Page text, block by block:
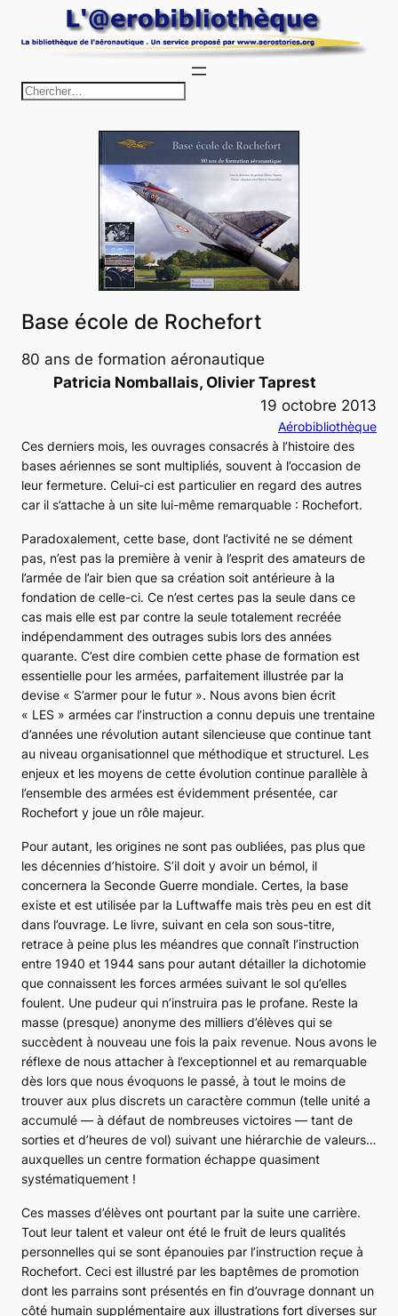
au
c
h
r
c
h
e
Base école de Rochefort
80 ans de formation aéronautique
Patricia Nomballais, Olivier Taprest
19 octobre 2013
Aérobibliothèque
Ces derniers mois, les ouvrages consacrés à l’histoire des
bases aériennes se sont multipliés, souvent à l’occasion de
leur fermeture. Celui-ci est particulier en regard des autres
car il s’attache à un site lui-même remarquable : Rochefort.
Paradoxalement, cette base, dont l’activité ne se dément
pas, n’est pas la première à venir à l’esprit des amateurs de
l’armée de l’air bien que sa création soit antérieure à la
fondation de celle-ci. Ce n’est certes pas la seule dans ce
cas mais elle est par contre la seule totalement recréée
indépendamment des outrages subis lors des années
quarante. C’est dire combien cette phase de formation est
essentielle pour les armées, parfaitement illustrée par la
devise « S’armer pour le futur ». Nous avons bien écrit
« LES » armées car l’instruction a connu depuis une trentaine
d’années une révolution autant silencieuse que continue tant
au niveau organisationnel que méthodique et structurel. Les
enjeux et les moyens de cette évolution continue parallèle à
l’ensemble des armées est évidemment présentée, car
Rochefort y joue un rôle majeur.
Pour autant, les origines ne sont pas oubliées, pas plus que
les décennies d’histoire. S’il doit y avoir un bémol, il
concernera la Seconde Guerre mondiale. Certes, la base
existe et est utilisée par la Luftwaffe mais très peu en est dit
dans l’ouvrage. Le livre, suivant en cela son sous-titre,
retrace à peine plus les méandres que connaît l’instruction
entre 1940 et 1944 sans pour autant détailler la dichotomie
que connaissent les forces armées suivant le sol qu’elles
foulent. Une pudeur qui n’instruira pas le profane. Reste la
masse (presque) anonyme des milliers d’élèves qui se
succèdent à nouveau une fois la paix revenue. Nous avons le
réflexe de nous attacher à l’exceptionnel et au remarquable
dès lors que nous évoquons le passé, à tout le moins de
trouver aux plus discrets un caractère commun (telle unité a
accumulé ― à défaut de nombreuses victoires ― tant de
sorties et d’heures de vol) suivant une hiérarchie de valeurs…
auxquelles un centre formation échappe quasiment
systématiquement !
Ces masses d’élèves ont pourtant par la suite une carrière.
Tout leur talent et valeur ont été le fruit de leurs qualités
personnelles qui se sont épanouies par l’instruction reçue à
Rochefort. Ceci est illustré par les baptêmes de promotion
dont les parrains sont présentés en fin d’ouvrage donnant un
côté humain supplémentaire aux illustrations fort diverses sur